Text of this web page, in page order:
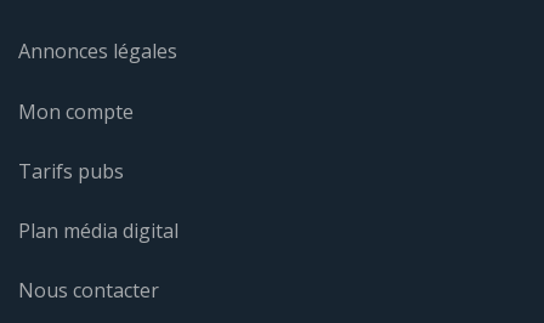
Annonces légales
Mon compte
Tarifs pubs
Plan média digital
Nous contacter